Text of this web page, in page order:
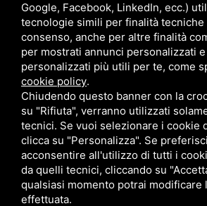
Google, Facebook, LinkedIn, ecc.)
tecnologie simili per finalità tecniche
consenso, anche per altre finalità
per mostrati annunci personalizzati
personalizzati più utili per te, come
cookie policy.
Chiudendo questo banner con la
su "Rifiuta", verranno utilizzati
tecnici. Se vuoi selezionare i cookie
clicca su "Personalizza". Se
acconsentire all'utilizzo di tutti i
da quelli tecnici, cliccando su
qualsiasi momento potrai modificare
effettuata.